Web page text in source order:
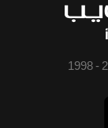
جميع الحقوق محفوظة © 2026 - 1998